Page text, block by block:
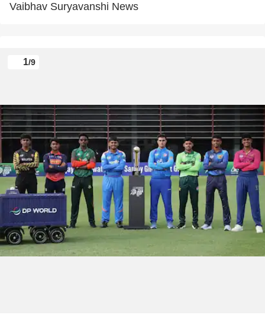
Vaibhav Suryavanshi News
1/9